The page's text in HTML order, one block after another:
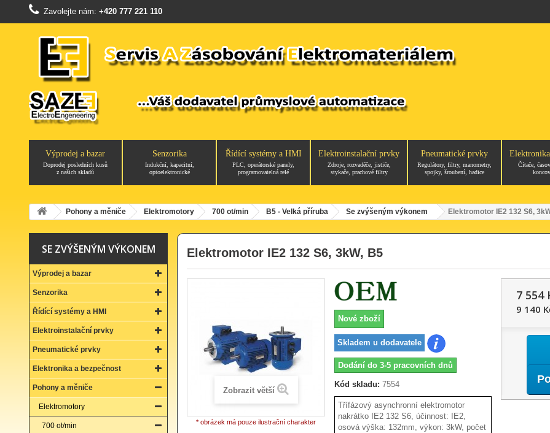
Zavolejte nám: +420 777 221 110
Výprodej a bazar
Doprodej posledních kusů
z našich skladů
Senzorika
Indukční, kapacitní,
optoelektronické
Řídící systémy a HMI
PLC, operátorské panely,
programovatelná relé
Elektroinstalační prvky
Zdroje, rozvaděče, jističe,
stykače, prachové filtry
Pneumatické prvky
Regulátory, filtry, manometry,
spojky, šroubení, hadice
Elektronika
Čítače,
Pohony a měniče Elektromotory 700 ot/min B5 - Velká příruba Se zvýšeným výkonem Elektromotor IE2 132 S6,
SE ZVÝŠENÝM VÝKONEM
Výprodej a bazar
Senzorika
Řídící systémy a HMI
Elektroinstalační prvky
Pneumatické prvky
Elektronika a bezpečnost
Pohony a měniče
Elektromotory
700 ot/min
Elektromotor IE2 132 S6, 3kW, B5
Zobrazit větší
* obrázek má pouze ilustrační charakter
Nové zboží
Skladem u dodavatele
Dodání do 3-5 pracovních dnů
Kód skladu: 7554
Třífázový asynchronní elektromotor
nakrátko IE2 132 S6, účinnost: IE2,
osová výška: 132mm, výkon: 3kW, počet
7 554
9 140